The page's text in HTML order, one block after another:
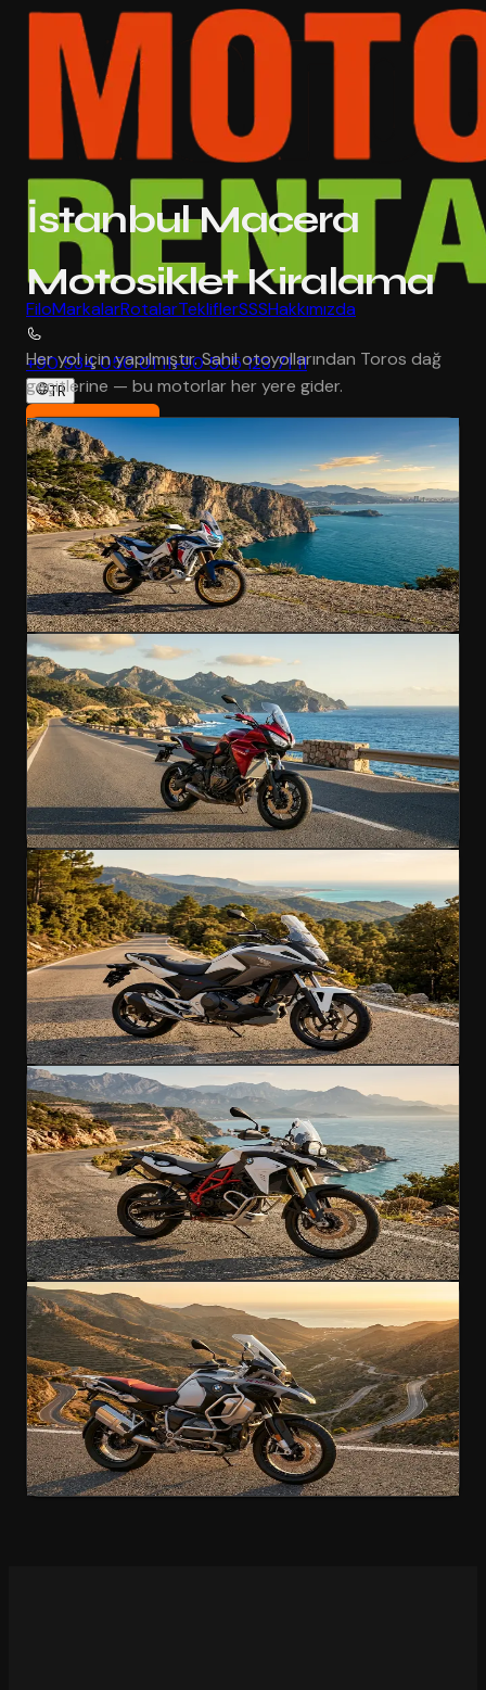
FiloMarkalarRotalarTekliflerSSSHakkımızda
+90 534 050 01 11+90 505 123 71 11
TR
Rezervasyon
İstanbul Macera
Motosiklet Kiralama
Her yol için yapılmıştır. Sahil otoyollarından Toros dağ
geçitlerine — bu motorlar her yere gider.
Macera Popüler
Honda Africa Twin 1000DCT
Efsanevi uzun mesafe macera turu
1000ccA Ehliyet195 km/h
₺6.900/gün
4.9(178)
Kirala
Macera Popüler
Yamaha Tracer 700
Macera DNA'lı sport touring
700ccA Ehliyet190 km/h
₺6.200/gün
4.9(241)
Kirala
Macera Popüler
Honda NC750X DCT
Her zemine çift debriyajlı macera
750ccA Ehliyet185 km/h
₺6.200/gün
4.9(203)
Kirala
Macera
BMW F800 GS ADV
Alman mühendisliği Türkiye yollarında
800ccA Ehliyet200 km/h
₺6.900/gün
4.9(156)
Kirala
Macera Popüler
BMW R1250 GS ADV
Macera motosikleti mühendisliğinin zirvesi
1250ccA Ehliyet230 km/h
₺10.400/gün
4.9(189)
Kirala